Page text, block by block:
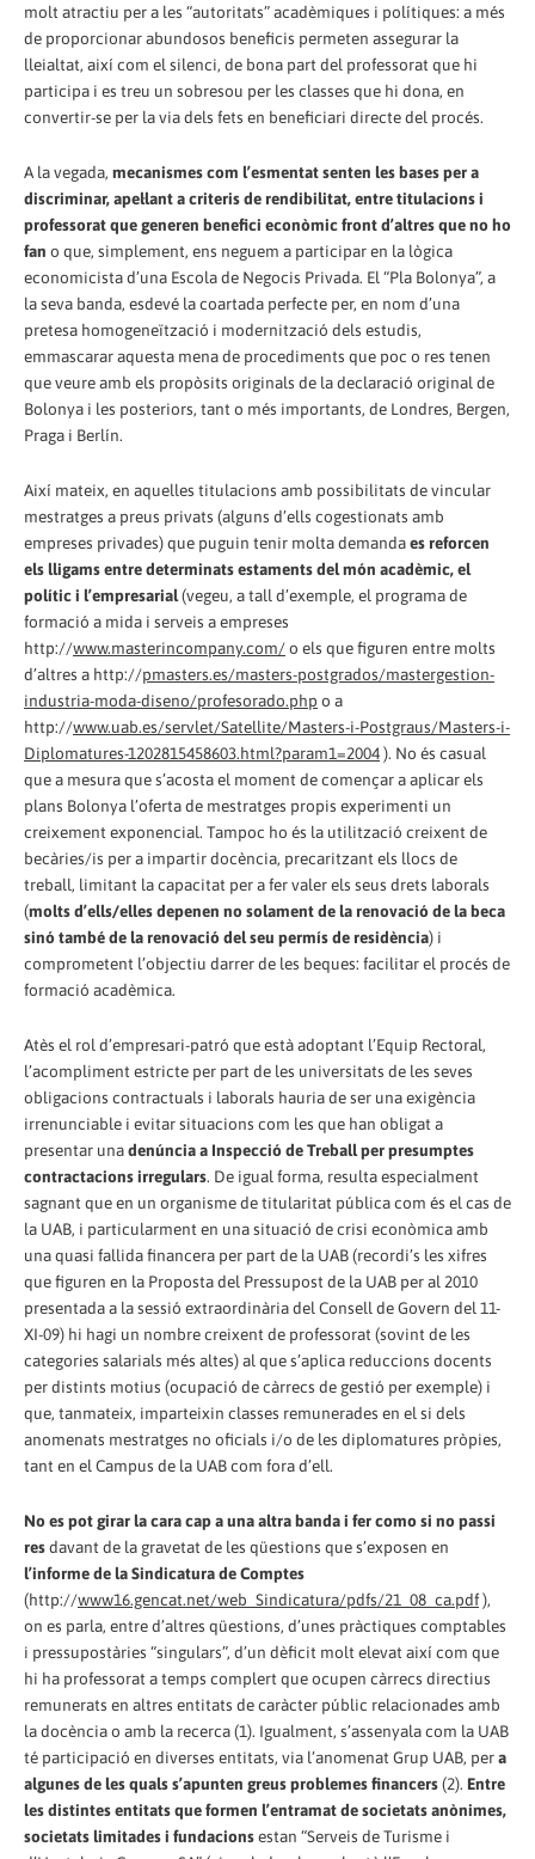
molt atractiu per a les “autoritats” acadèmiques i polítiques: a més
de proporcionar abundosos beneficis permeten assegurar la
lleialtat, així com el silenci, de bona part del professorat que hi
participa i es treu un sobresou per les classes que hi dona, en
convertir-se per la via dels fets en beneficiari directe del procés.
A la vegada, mecanismes com l’esmentat senten les bases per a
discriminar, apel·lant a criteris de rendibilitat, entre titulacions i
professorat que generen benefici econòmic front d’altres que no ho
fan o que, simplement, ens neguem a participar en la lògica
economicista d’una Escola de Negocis Privada. El “Pla Bolonya”, a
la seva banda, esdevé la coartada perfecte per, en nom d’una
pretesa homogeneïtzació i modernització dels estudis,
emmascarar aquesta mena de procediments que poc o res tenen
que veure amb els propòsits originals de la declaració original de
Bolonya i les posteriors, tant o més importants, de Londres, Bergen,
Praga i Berlín.
Així mateix, en aquelles titulacions amb possibilitats de vincular
mestratges a preus privats (alguns d’ells cogestionats amb
empreses privades) que puguin tenir molta demandaes reforcen
els lligams entre determinats estaments del món acadèmic, el
polític i l’empresarial(vegeu, a tall d’exemple, el programa de
formació a mida i serveis a empreses
http://www.masterincompany.com/o els que figuren entre molts
d’altres a http://pmasters.es/masters-postgrados/mastergestion-
industria-moda-diseno/profesorado.php o a
http://www.uab.es/servlet/Satellite/Masters-i-Postgraus/Masters-i-
Diplomatures-1202815458603.html?param1=2004). No és casual
que a mesura que s’acosta el moment de començar a aplicar els
plans Bolonya l’oferta de mestratges propis experimenti un
creixement exponencial. Tampoc ho és la utilització creixent de
becàries/is per a impartir docència, precaritzant els llocs de
treball, limitant la capacitat per a fer valer els seus drets laborals
(molts d’ells/elles depenen no solament de la renovació de la beca
sinó també de la renovació del seu permís de residència) i
comprometent l’objectiu darrer de les beques: facilitar el procés de
formació acadèmica.
Atès el rol d’empresari-patró que està adoptant l’Equip Rectoral,
l’acompliment estricte per part de les universitats de les seves
obligacions contractuals i laborals hauria de ser una exigència
irrenunciable i evitar situacions com les que han obligat a
presentar unadenúncia a Inspecció de Treball per presumptes
contractacions irregulars. De igual forma, resulta especialment
sagnant que en un organisme de titularitat pública com és el cas de
la UAB, i particularment en una situació de crisi econòmica amb
una quasi fallida financera per part de la UAB (recordi’s les xifres
que figuren en la Proposta del Pressupost de la UAB per al 2010
presentada a la sessió extraordinària del Consell de Govern del 11-
XI-09) hi hagi un nombre creixent de professorat (sovint de les
categories salarials més altes) al que s’aplica reduccions docents
per distints motius (ocupació de càrrecs de gestió per exemple) i
que, tanmateix, imparteixin classes remunerades en el si dels
anomenats mestratges no oficials i/o de les diplomatures pròpies,
tant en el Campus de la UAB com fora d’ell.
No es pot girar la cara cap a una altra banda i fer como si no passi
resdavant de la gravetat de les qüestions que s’exposen en
l’informe de la Sindicatura de Comptes
(http://www16.gencat.net/web_Sindicatura/pdfs/21_08_ca.pdf),
on es parla, entre d’altres qüestions, d’unes pràctiques comptables
i pressupostàries “singulars”, d’un dèficit molt elevat així com que
hi ha professorat a temps complert que ocupen càrrecs directius
remunerats en altres entitats de caràcter públic relacionades amb
la docència o amb la recerca (1). Igualment, s’assenyala com la UAB
té participació en diverses entitats, via l’anomenat Grup UAB, pera
algunes de les quals s’apunten greus problemes financers(2). Entre
les distintes entitats que formen l’entramat de societats anònimes,
societats limitades i fundacionsestan “Serveis de Turisme i